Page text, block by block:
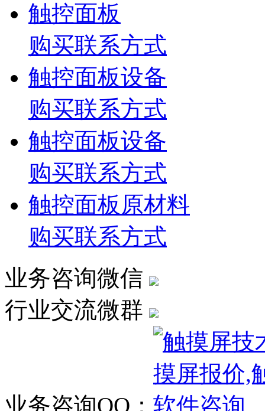
触控面板
购买联系方式
触控面板设备
购买联系方式
触控面板设备
购买联系方式
触控面板原材料
购买联系方式
业务咨询微信
行业交流微群
业务咨询QQ：